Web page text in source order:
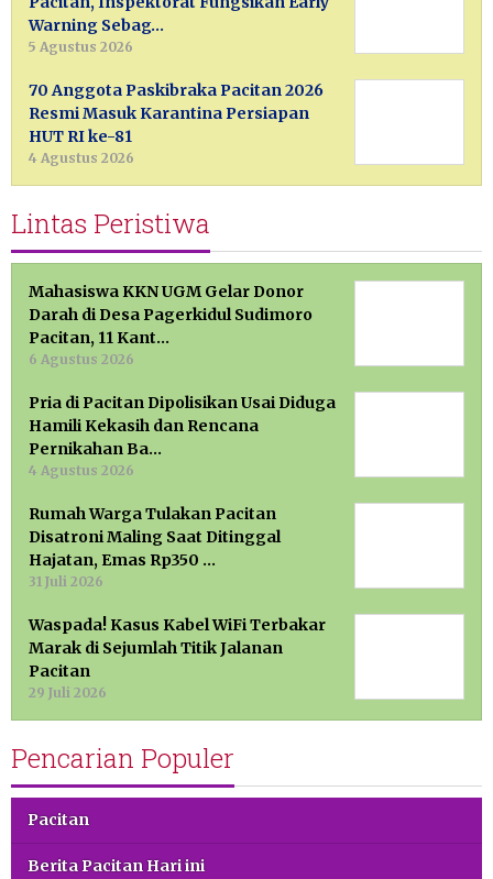
Warning Sebag…
5 Agustus 2026
70 Anggota Paskibraka Pacitan 2026
Resmi Masuk Karantina Persiapan
HUT RI ke-81
4 Agustus 2026
Lintas Peristiwa
Mahasiswa KKN UGM Gelar Donor
Darah di Desa Pagerkidul Sudimoro
Pacitan, 11 Kant…
6 Agustus 2026
Pria di Pacitan Dipolisikan Usai Diduga
Hamili Kekasih dan Rencana
Pernikahan Ba…
4 Agustus 2026
Rumah Warga Tulakan Pacitan
Disatroni Maling Saat Ditinggal
Hajatan, Emas Rp350 …
31 Juli 2026
Waspada! Kasus Kabel WiFi Terbakar
Marak di Sejumlah Titik Jalanan
Pacitan
29 Juli 2026
Pencarian Populer
Pacitan
Berita Pacitan Hari ini